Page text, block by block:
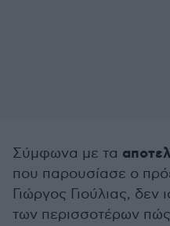
Σύμφωνα με τα
που παρουσίασε ο
Γιώργος Γιούλιας, δεν
των περισσοτέρων